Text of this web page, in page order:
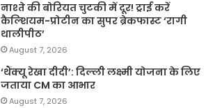
नाश्ते की बोरियत चुटकी में दूर! ट्राई करें
कैल्शियम-प्रोटीन का सुपर ब्रेकफास्ट ‘रागी
थालीपीठ’
August 7, 2026
‘थैंक्यू रेखा दीदी’: दिल्ली लक्ष्मी योजना के लिए
जताया CM का आभार
August 7, 2026